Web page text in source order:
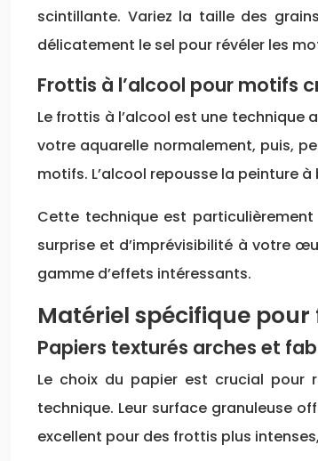
scintillante. Variez la taille des
délicatement le sel pour révéler les
Frottis à l’alcool pour motifs
Le frottis à l’alcool est une technique
votre aquarelle normalement, puis,
motifs. L’alcool repousse la peinture
Cette technique est
surprise et d’imprévisibilité à votre
gamme d’effets intéressants.
Matériel spécifique
Papiers texturés arches et
Le choix du papier est crucial pour
technique. Leur surface granuleuse
excellent pour des frottis plus